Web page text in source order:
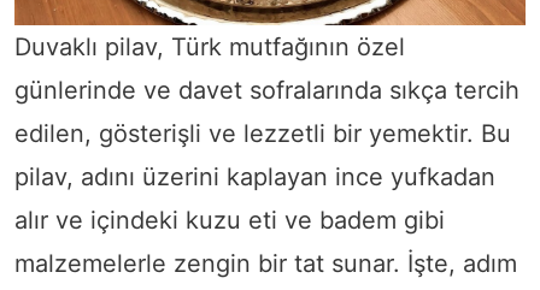
Duvaklı pilav, Türk mutfağının özel
günlerinde ve davet sofralarında sıkça tercih
edilen, gösterişli ve lezzetli bir yemektir. Bu
pilav, adını üzerini kaplayan ince yufkadan
alır ve içindeki kuzu eti ve badem gibi
malzemelerle zengin bir tat sunar. İşte, adım